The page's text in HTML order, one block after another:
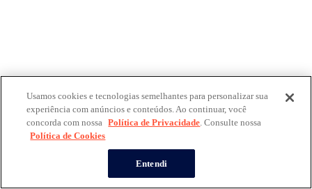
Usamos cookies e tecnologias semelhantes para personalizar sua
experiência com anúncios e conteúdos. Ao continuar, você
concorda com nossa Política de Privacidade. Consulte nossa
Política de Cookies
Entendi